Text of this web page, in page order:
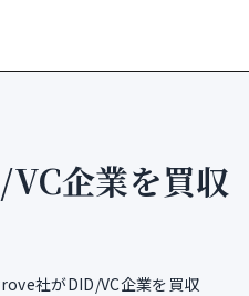
企業を買収
社がDID/VC企業を買収